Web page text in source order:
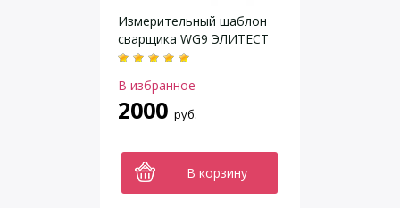
Измерительный шаблон
сварщика WG9 ЭЛИТЕСТ
В избранное
2000 руб.
В корзину